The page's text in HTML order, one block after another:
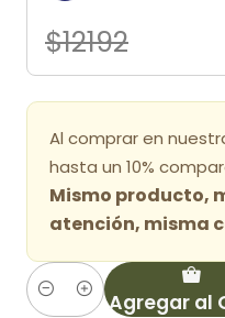
$12192
Al comprar en
hasta un 10%
Mismo producto,
atención, misma
Cantidad Agregar al